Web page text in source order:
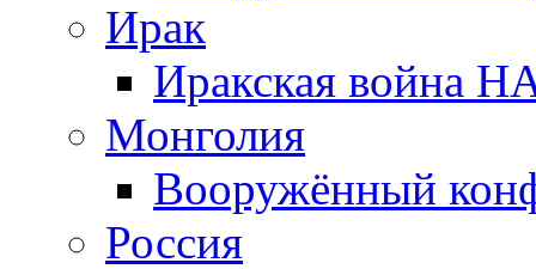
Ирак
Иракская война
Монголия
Вооружённый
Россия